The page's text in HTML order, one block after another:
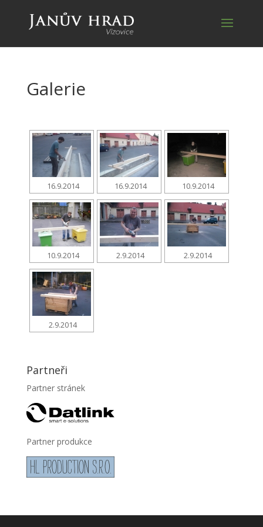
Galerie
16.9.2014 16.9.2014 10.9.2014
10.9.2014 2.9.2014 2.9.2014
2.9.2014
Partneři
Partner stránek
Partner produkce